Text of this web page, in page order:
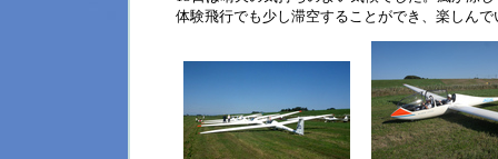
体験飛行でも少し滞空することができ、楽しん